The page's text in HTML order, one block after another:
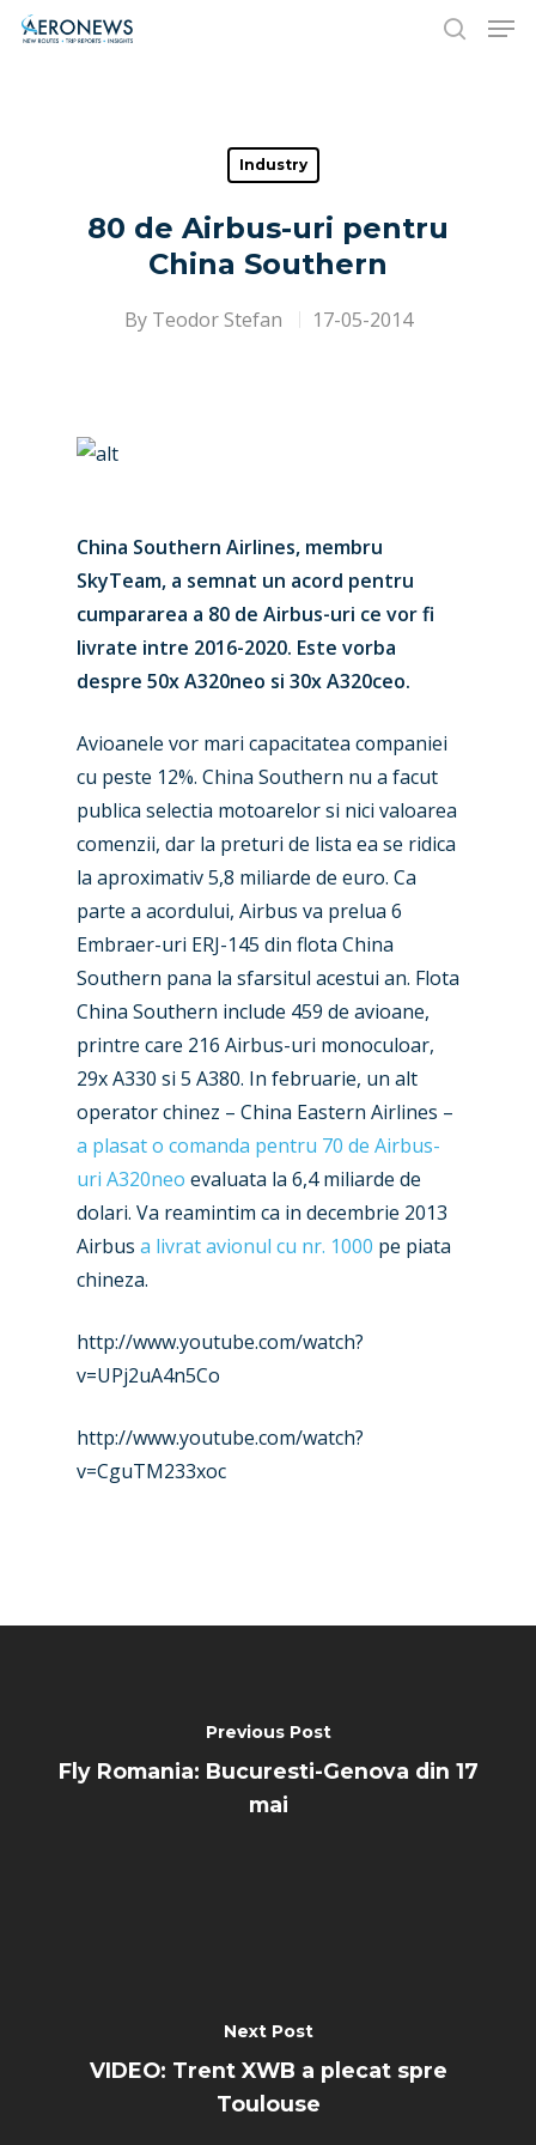
Hit enter to search or ESC to close
Industry
80 de Airbus-uri pentru
China Southern
By Teodor Stefan 17-05-2014
China Southern Airlines, membru
SkyTeam, a semnat un acord pentru
cumpararea a 80 de Airbus-uri ce vor fi
livrate intre 2016-2020. Este vorba
despre 50x A320neo si 30x A320ceo.
Avioanele vor mari capacitatea companiei
cu peste 12%. China Southern nu a facut
publica selectia motoarelor si nici valoarea
comenzii, dar la preturi de lista ea se ridica
la aproximativ 5,8 miliarde de euro. Ca
parte a acordului, Airbus va prelua 6
Embraer-uri ERJ-145 din flota China
Southern pana la sfarsitul acestui an. Flota
China Southern include 459 de avioane,
printre care 216 Airbus-uri monoculoar,
29x A330 si 5 A380. In februarie, un alt
operator chinez – China Eastern Airlines –
a plasat o comanda pentru 70 de Airbus-
uri A320neo evaluata la 6,4 miliarde de
dolari. Va reamintim ca in decembrie 2013
Airbus a livrat avionul cu nr. 1000 pe piata
chineza.
http://www.youtube.com/watch?
v=UPj2uA4n5Co
http://www.youtube.com/watch?
v=CguTM233xoc
Previous Post
Fly Romania: Bucuresti-Genova din 17
mai
Next Post
VIDEO: Trent XWB a plecat spre
Toulouse
New Routes
Industry
Accidents / Incidents
Airshows
Paris 2025
Farnborough 2024
Farnborough 2022
Paris 2019
Business Jets
Military
Trip Reports
Contact